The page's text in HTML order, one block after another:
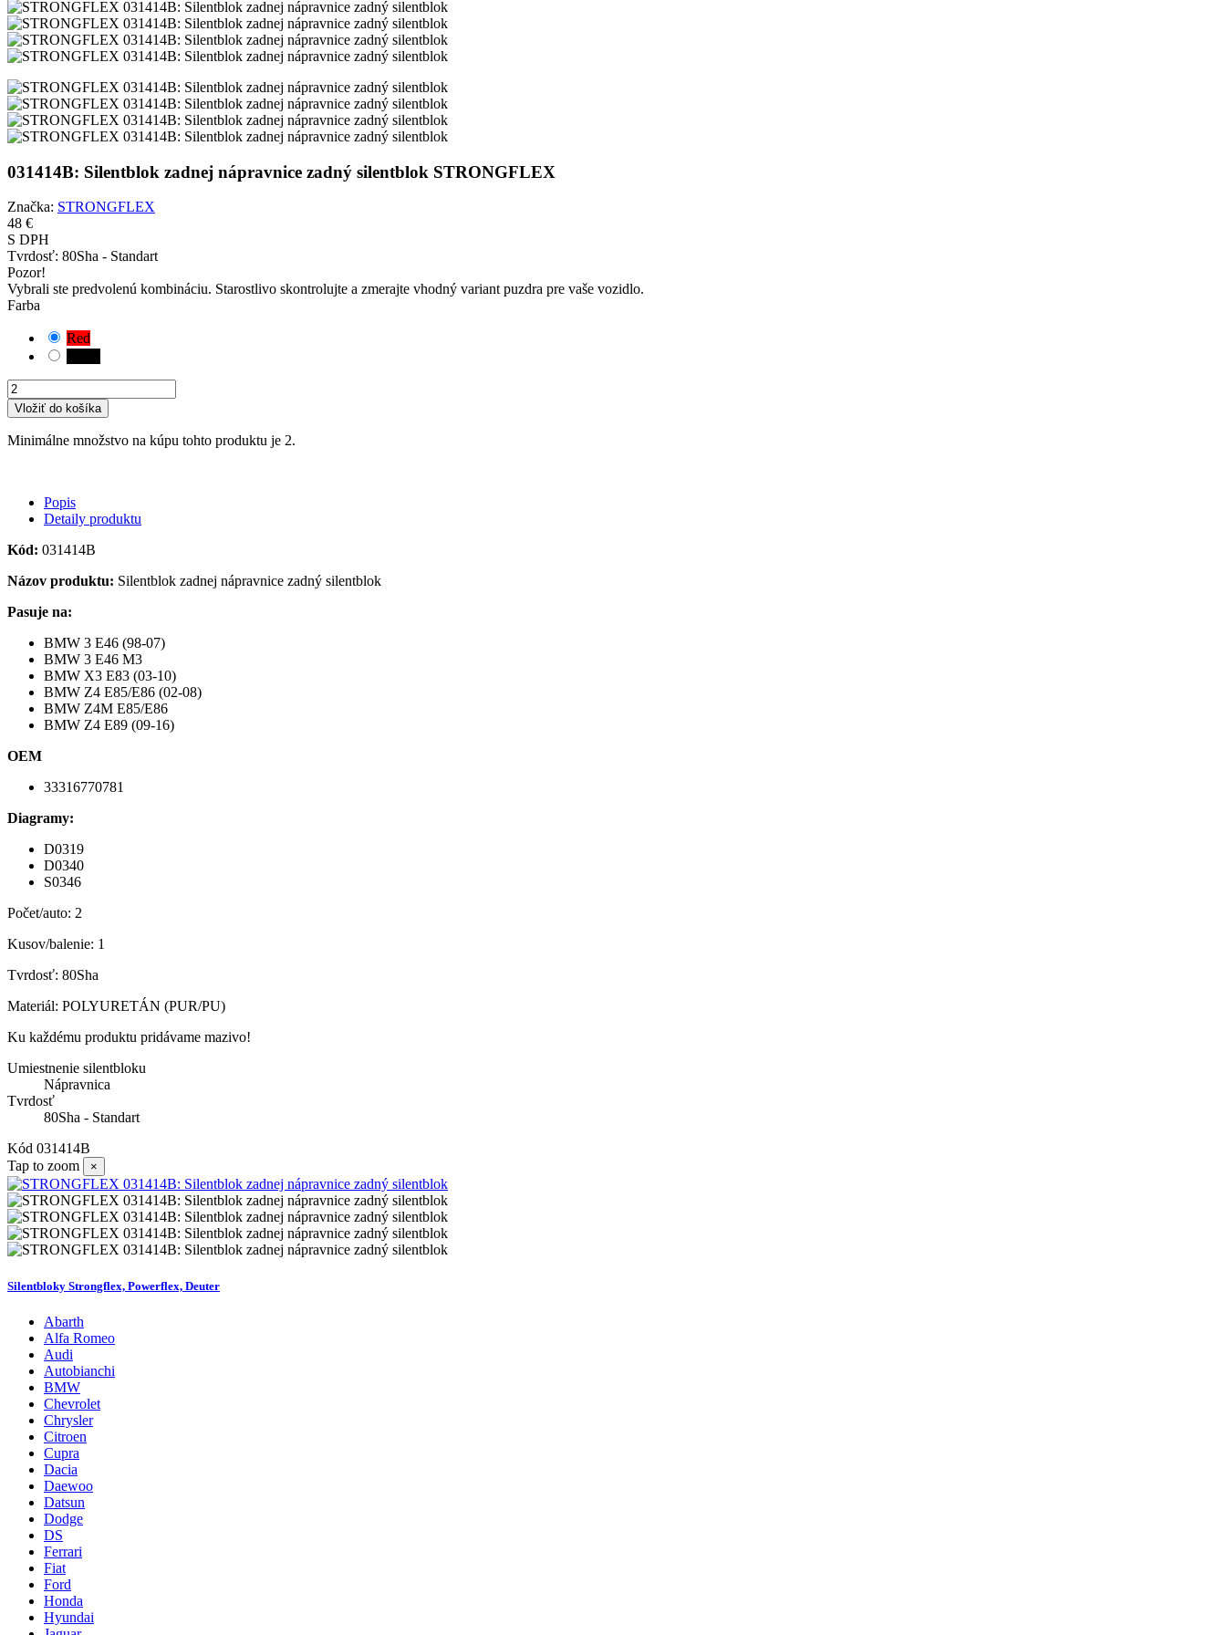
031414B: Silentblok zadnej nápravnice zadný silentblok STRONGFLEX
Značka: STRONGFLEX
48 €
S DPH
Tvrdosť: 80Sha - Standart
Pozor!
Vybrali ste predvolenú kombináciu. Starostlivo skontrolujte a zmerajte vhodný variant puzdra pre vaše vozidlo.
Farba
Red
Vložiť do košíka
Minimálne množstvo na kúpu tohto produktu je 2.
Popis
Detaily produktu
Kód: 031414B
Názov produktu: Silentblok zadnej nápravnice zadný silentblok
Pasuje na:
BMW 3 E46 (98-07)
BMW 3 E46 M3
BMW X3 E83 (03-10)
BMW Z4 E85/E86 (02-08)
BMW Z4M E85/E86
BMW Z4 E89 (09-16)
OEM
33316770781
Diagramy:
D0319
D0340
S0346
Počet/auto: 2
Kusov/balenie: 1
Tvrdosť: 80Sha
Materiál: POLYURETÁN (PUR/PU)
Ku každému produktu pridávame mazivo!
Umiestnenie silentbloku
Nápravnica
Tvrdosť
80Sha - Standart
Kód 031414B
Tap to zoom
×
Silentbloky Strongflex, Powerflex, Deuter
Abarth
Alfa Romeo
Audi
Autobianchi
BMW
Chevrolet
Chrysler
Citroen
Cupra
Dacia
Daewoo
Datsun
Dodge
DS
Ferrari
Fiat
Ford
Honda
Hyundai